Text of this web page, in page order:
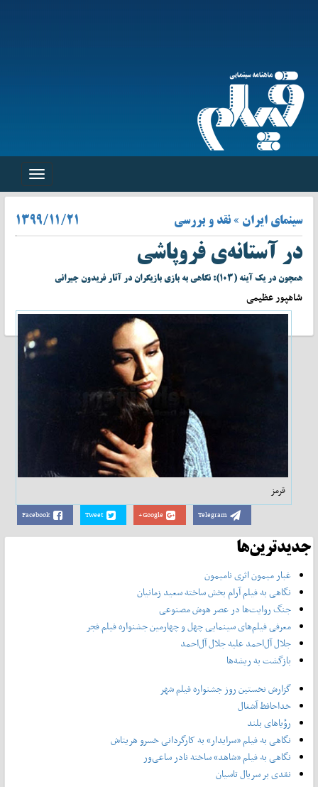
Toggle
سینمای ایران » نقد و بررسی ۱۳۹۹/۱۱/۲۱
در آستانه‌ی فروپاشی
همچون در یک آینه (۱۰۳): نگاهی به بازی‌ بازیگران در آثار فریدون جیرانی
شاهپور عظیمی
قرمز
Facebook Tweet Google+ Telegram
جدیدترین‌ها
غبار میمون اثری نامیمون
نگاهی به فیلم آرام بخش ساخته سعید زمانیان
جنگ روایت‌ها در عصر هوش مصنوعی
معرفی فیلم‌های سینمایی چهل‌ و چهارمین جشنواره فیلم فجر
جلال آل‌احمد علیه جلال آل‌‌احمد
بازگشت به ریشه‌ها
گزارش نخستین روز جشنواره فیلم شهر
خداحافظ آشغال
رؤیاهای بلند
نگاهی به فیلم «سرایدار» به کارگردانی خسرو هریتاش
نگاهی به فیلم «شاهد» ساخته نادر ساعی‌ور
نقدی بر سریال تاسیان